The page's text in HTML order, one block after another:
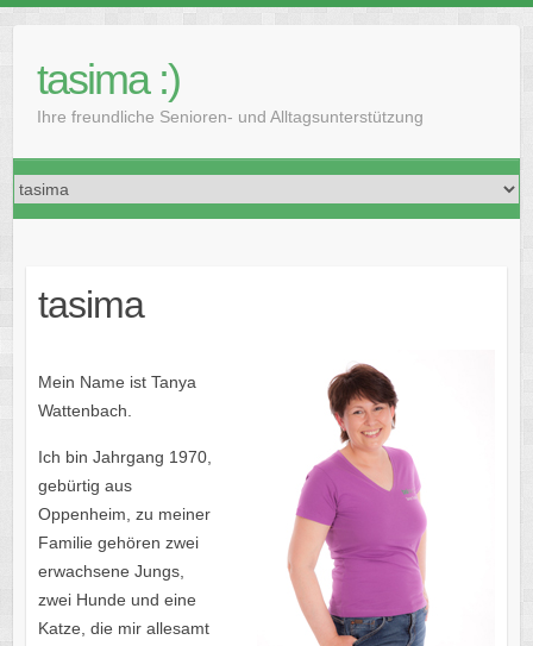
contenttasima :)
Ihre freundliche Senioren- und Alltagsunterstützung
tasima
Mein Name ist Tanya
Wattenbach.
Ich bin Jahrgang 1970,
gebürtig aus
Oppenheim, zu meiner
Familie gehören zwei
erwachsene Jungs,
zwei Hunde und eine
Katze, die mir allesamt